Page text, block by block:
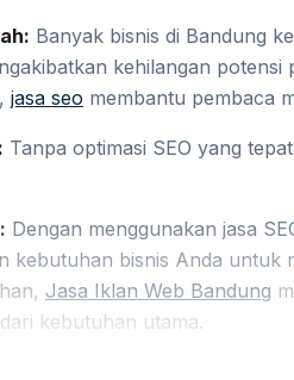
Banyak bisnis di Bandung
kehilangan
jasa seo membantu pembaca
Tanpa optimasi SEO yang
Dengan menggunakan jasa
kebutuhan bisnis Anda untuk
Jasa Iklan Web Bandung
kebutuhan utama.